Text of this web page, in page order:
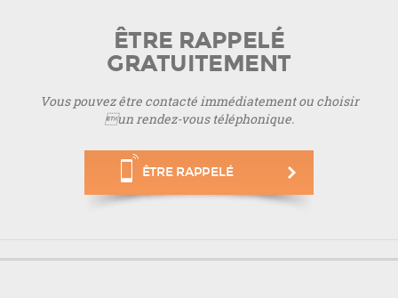
ÊTRE RAPPELÉ
GRATUITEMENT
Vous pouvez être contacté immédiatement ou choisir
un rendez-vous téléphonique.
ÊTRE RAPPELÉ